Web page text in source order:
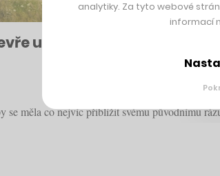
už v roce 2023. V
se měla co nejvíc přiblížit svému původnímu
analytiky. Za tyto webové
informací